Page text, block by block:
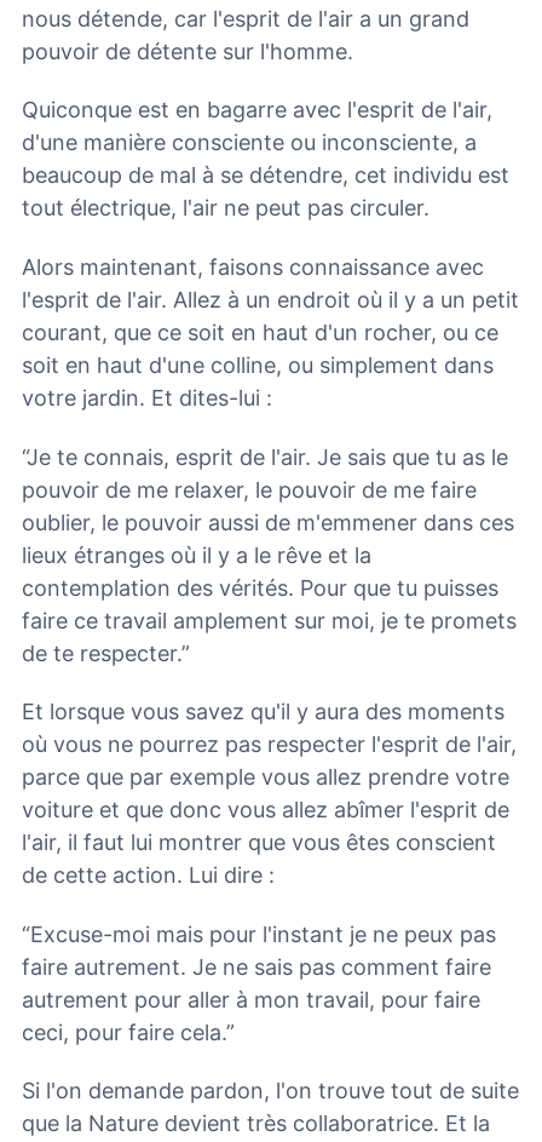
nous détende, car l'esprit de l'air a un grand
pouvoir de détente sur l'homme.
Quiconque est en bagarre avec l'esprit de l'air,
d'une manière consciente ou inconsciente, a
beaucoup de mal à se détendre, cet individu est
tout électrique, l'air ne peut pas circuler.
Alors maintenant, faisons connaissance avec
l'esprit de l'air. Allez à un endroit où il y a un petit
courant, que ce soit en haut d'un rocher, ou ce
soit en haut d'une colline, ou simplement dans
votre jardin. Et dites-lui :
“Je te connais, esprit de l'air. Je sais que tu as le
pouvoir de me relaxer, le pouvoir de me faire
oublier, le pouvoir aussi de m'emmener dans ces
lieux étranges où il y a le rêve et la
contemplation des vérités. Pour que tu puisses
faire ce travail amplement sur moi, je te promets
de te respecter.”
Et lorsque vous savez qu'il y aura des moments
où vous ne pourrez pas respecter l'esprit de l'air,
parce que par exemple vous allez prendre votre
voiture et que donc vous allez abîmer l'esprit de
l'air, il faut lui montrer que vous êtes conscient
de cette action. Lui dire :
“Excuse-moi mais pour l'instant je ne peux pas
faire autrement. Je ne sais pas comment faire
autrement pour aller à mon travail, pour faire
ceci, pour faire cela.”
Si l'on demande pardon, l'on trouve tout de suite
que la Nature devient très collaboratrice. Et la